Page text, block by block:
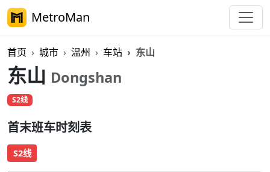
MetroMan
首页 城市 温州 车站 东山
东山 Dongshan
S2线
首末班车时刻表
S2线